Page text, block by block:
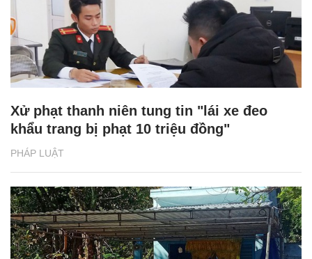
PHÁP LUẬT
Xử phạt thanh niên tung tin "lái xe đeo
khẩu trang bị phạt 10 triệu đồng"